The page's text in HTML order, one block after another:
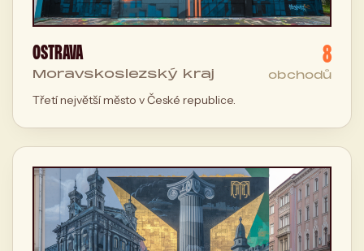
OSTRAVA
Moravskoslezský kraj
8
obchodů
Třetí největší město v České republice.